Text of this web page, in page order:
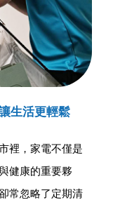
生活更輕鬆
裡，家電不僅是
健康的重要夥
常忽略了定期清